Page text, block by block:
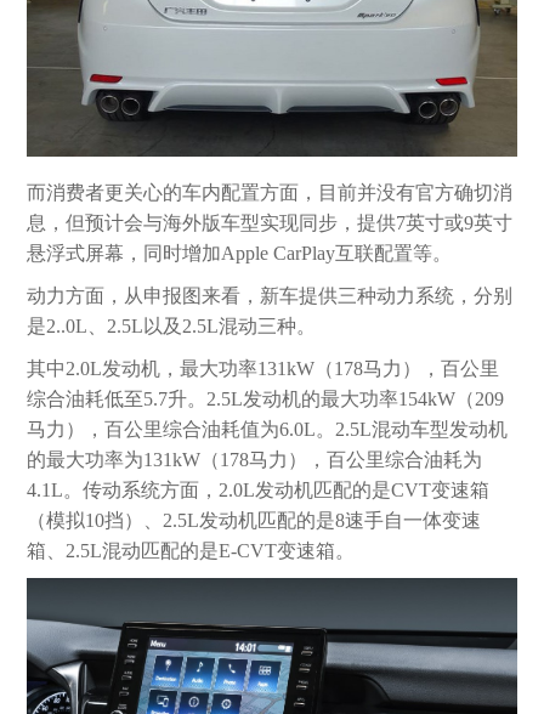
而消费者更关心的车内配置方面，目前并没有官方确切消
息，但预计会与海外版车型实现同步，提供7英寸或9英寸
悬浮式屏幕，同时增加Apple CarPlay互联配置等。
动力方面，从申报图来看，新车提供三种动力系统，分别
是2..0L、2.5L以及2.5L混动三种。
其中2.0L发动机，最大功率131kW（178马力），百公里
综合油耗低至5.7升。2.5L发动机的最大功率154kW（209
马力），百公里综合油耗值为6.0L。2.5L混动车型发动机
的最大功率为131kW（178马力），百公里综合油耗为
4.1L。传动系统方面，2.0L发动机匹配的是CVT变速箱
（模拟10挡）、2.5L发动机匹配的是8速手自一体变速
箱、2.5L混动匹配的是E-CVT变速箱。